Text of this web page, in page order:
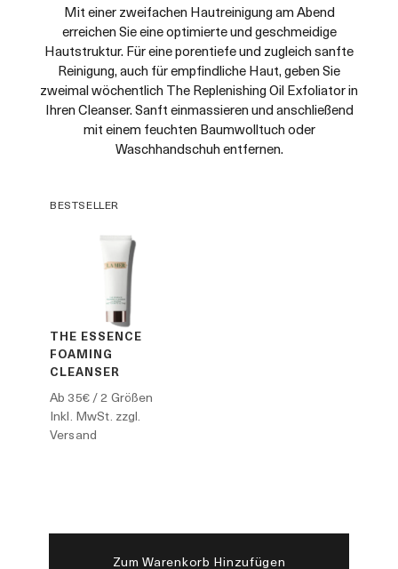
Mit einer zweifachen Hautreinigung am Abend
erreichen Sie eine optimierte und geschmeidige
Hautstruktur. Für eine porentiefe und zugleich sanfte
Reinigung, auch für empfindliche Haut, geben Sie
zweimal wöchentlich The Replenishing Oil Exfoliator in
Ihren Cleanser. Sanft einmassieren und anschließend
mit einem feuchten Baumwolltuch oder
Waschhandschuh entfernen.
BESTSELLER
THE ESSENCE
FOAMING
CLEANSER
Ab 35€/ 2 Größen
Inkl. MwSt. zzgl.
Versand
Zum Warenkorb Hinzufügen